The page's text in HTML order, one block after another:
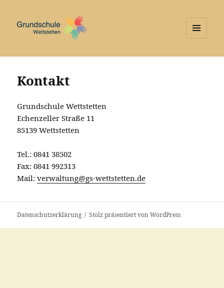
WIDGETS
Kontakt
Grundschule Wettstetten
Echenzeller Straße 11
85139 Wettstetten
Tel.: 0841 38502
Fax: 0841 992313
Mail:verwaltung@gs-wettstetten.de
Datenschutzerklärung Stolz präsentiert von WordPress